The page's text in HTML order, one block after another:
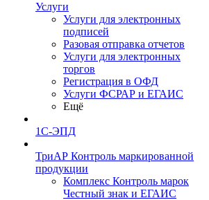
Услуги
Услуги для электронных
подписей
Разовая отправка отчетов
Услуги для электронных
торгов
Регистрация в ОФД
Услуги ФСРАР и ЕГАИС
Ещё
1С-ЭПД
ТриАР Контроль маркированной
продукции
Комплекс Контроль марок
Честный знак и ЕГАИС